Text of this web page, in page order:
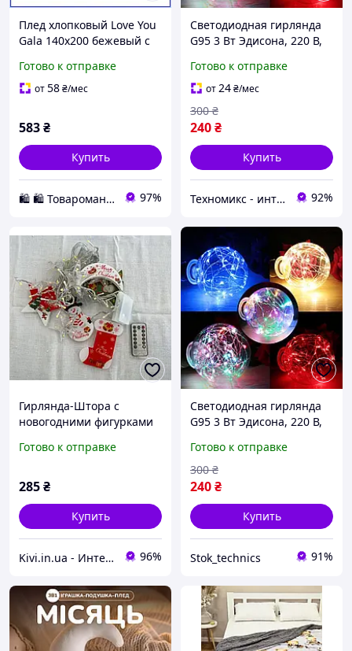
Плед хлопковый Love You
Gala 140х200 бежевый с
покрывало на диван
кровать для декора дома
Готово к отправке
от58₴/мес
583₴
Купить
🛍️ 🛍️ Товаромания 🛍️ 🛍️ 97%
Светодиодная гирлянда
G95 3 Вт Эдисона, 220 В,
вечеринки,
праздничного декора
дома.
Готово к отправке
от24₴/мес
240₴
300 ₴
Купить
Техномикс - интернет - магазин качественной техники, электроники и других товаров для дома и работы 92%
Гирлянда-Штора с
новогодними фигурками
декора дома, офиса,
с контроллером и
пультом
Готово к отправке
285₴
Купить
Kivi.in.ua - Интернет-магазин 96%
Светодиодная гирлянда
G95 3 Вт Эдисона, 220 В,
вечеринки,
праздничного декора
дома.
Готово к отправке
240₴
300 ₴
Купить
Stok_technics 91%